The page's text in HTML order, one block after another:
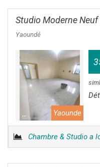
Studio Moderne
Yaoundé
Yaounde
Chambre & Studio a